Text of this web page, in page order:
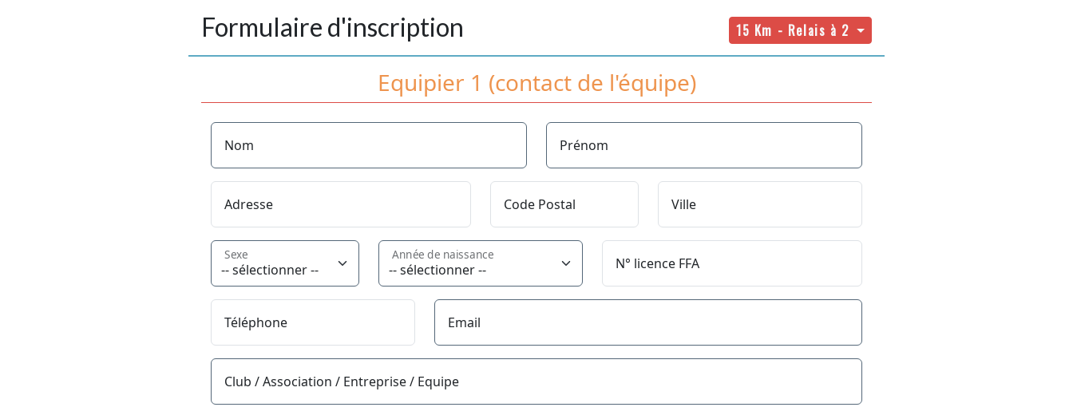
15 Km - Relais à 2
Formulaire d'inscription
Equipier 1 (contact de l'équipe)
Nom Prénom
Adresse Code Postal Ville
Sexe Année de naissance
N° licence FFA
Téléphone Email
Club / Association / Entreprise / Equipe